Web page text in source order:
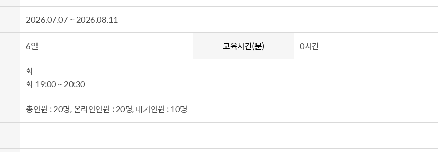
2026.07.07 ~ 2026.08.11
6일 교육시간(분) 0시간
화
화 19:00 ~ 20:30
총인원 : 20명, 온라인인원 : 20명, 대기인원 : 10명